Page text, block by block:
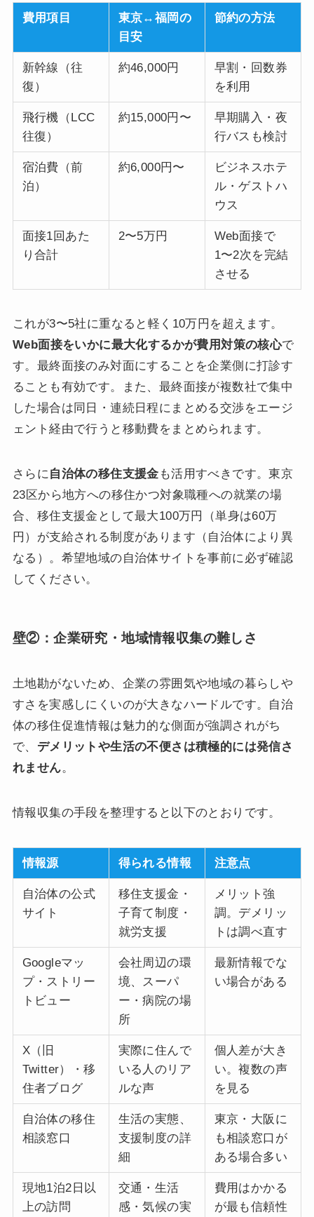
費用項目
東京↔福岡の
目安
節約の方法
新幹線（往
復）
約46,000円
早割・回数券
を利用
飛行機（LCC
往復）
約15,000円〜
早期購入・夜
行バスも検討
宿泊費（前
泊）
約6,000円〜
ビジネスホテ
ル・ゲストハ
ウス
面接1回あた
り合計
2〜5万円
Web面接で
1〜2次を完結
させる
これが3〜5社に重なると軽く10万円を超えます。
Web面接をいかに最大化するかが費用対策の核心で
す。最終面接のみ対面にすることを企業側に打診す
ることも有効です。また、最終面接が複数社で集中
した場合は同日・連続日程にまとめる交渉をエージ
ェント経由で行うと移動費をまとめられます。
さらに 自治体の移住支援金 も活用すべきです。東京
23区から地方への移住かつ対象職種への就業の場
合、移住支援金として最大100万円（単身は60万
円）が支給される制度があります（自治体により異
なる）。希望地域の自治体サイトを事前に必ず確認
してください。
壁②：企業研究・地域情報収集の難しさ
土地勘がないため、企業の雰囲気や地域の暮らしや
すさを実感しにくいのが大きなハードルです。自治
体の移住促進情報は魅力的な側面が強調されがち
で、 デメリットや生活の不便さは積極的には発信さ
れません。
情報収集の手段を整理すると以下のとおりです。
情報源 得られる情報 注意点
自治体の公式
サイト
移住支援金・
子育て制度・
就労支援
メリット強
調。デメリッ
トは調べ直す
Googleマッ
プ・ストリー
トビュー
会社周辺の環
境、スーパ
ー・病院の場
所
最新情報でな
い場合がある
X（旧
Twitter）・移
住者ブログ
実際に住んで
いる人のリア
ルな声
個人差が大き
い。複数の声
を見る
自治体の移住
相談窓口
生活の実態、
支援制度の詳
細
東京・大阪に
も相談窓口が
ある場合多い
現地1泊2日以
上の訪問
交通・生活
感・気候の実
費用はかかる
が最も信頼性